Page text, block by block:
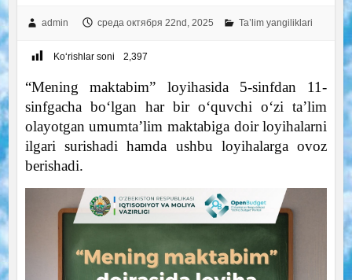
admin среда октября 22nd, 2025 Ta’lim yangiliklari
Ko‘rishlar soni 2,397
“Mening maktabim” loyihasida 5-sinfdan 11-
sinfgacha boʻlgan har bir oʻquvchi oʻzi taʼlim
olayotgan umumtaʼlim maktabiga doir loyihalarni
ilgari surishadi hamda ushbu loyihalarga ovoz
berishadi.